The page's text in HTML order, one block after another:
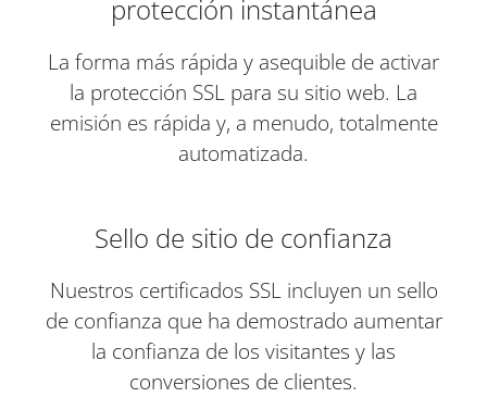
protección instantánea
La forma más rápida y asequible de activar
la protección SSL para su sitio web. La
emisión es rápida y, a menudo, totalmente
automatizada.
Sello de sitio de confianza
Nuestros certificados SSL incluyen un sello
de confianza que ha demostrado aumentar
la confianza de los visitantes y las
conversiones de clientes.